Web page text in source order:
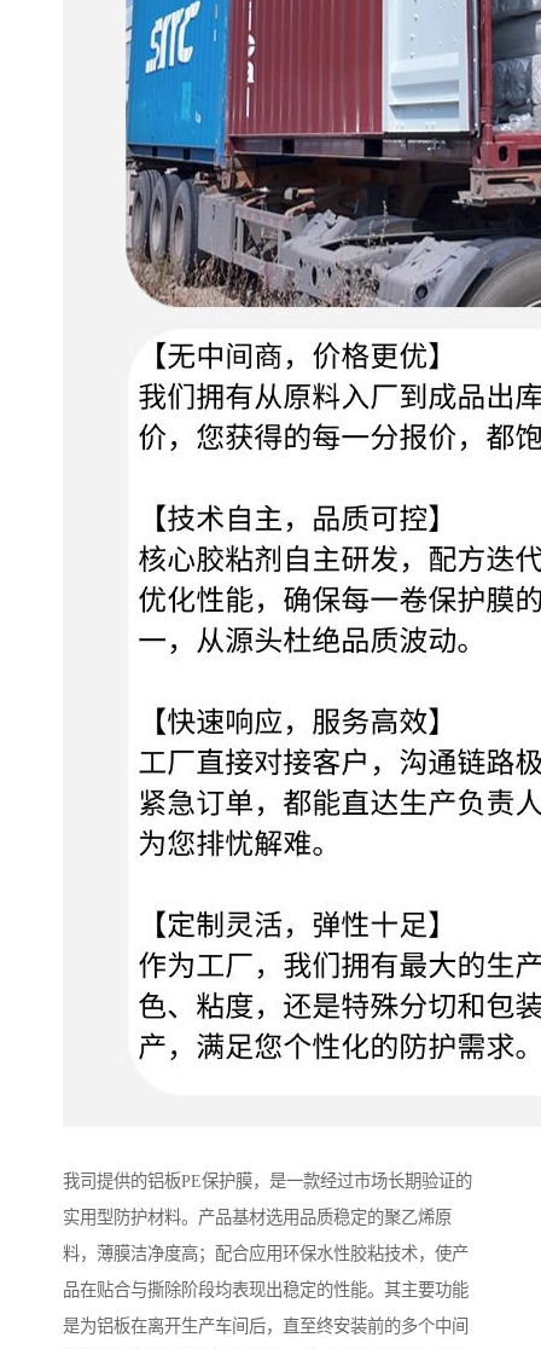
我司提供的铝板PE保护膜，是一款经过市场长期验证的
实用型防护材料。产品基材选用品质稳定的聚乙烯原
料，薄膜洁净度高；配合应用环保水性胶粘技术，使产
品在贴合与撕除阶段均表现出稳定的性能。其主要功能
是为铝板在离开生产车间后，直至终安装前的多个中间